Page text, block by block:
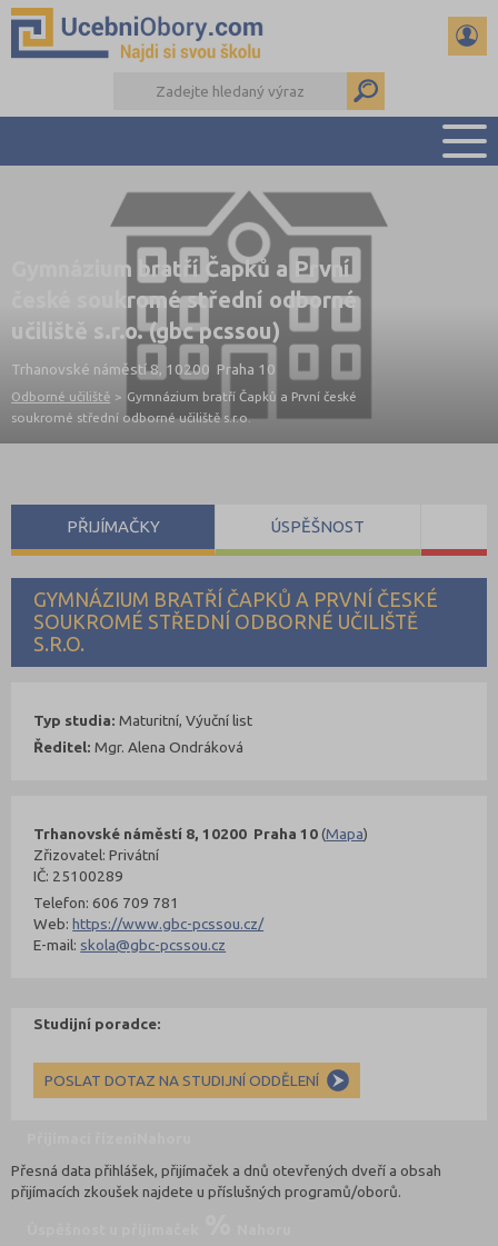
PŘEHLED ŠKOL
PŘÍPRAVA NA PŘIJÍMAČKY
DŮLEŽITÉ TERMÍNY
REFERÁTY
DALŠÍ DRUHY ŠKOL
Gymnázium bratří Čapků a První
české soukromé střední odborné
učiliště s.r.o. (gbc pcssou)
Trhanovské náměstí 8, 10200 Praha 10
Odborné učiliště > Gymnázium bratří Čapků a První české
soukromé střední odborné učiliště s.r.o.
GYMNÁZIUM BRATŘÍ ČAPKŮ A PRVNÍ ČESKÉ
SOUKROMÉ STŘEDNÍ ODBORNÉ UČILIŠTĚ
S.R.O.
Trhanovské náměstí 8, 10200 Praha 10(Mapa)
Zřizovatel: Privátní
IČ: 25100289
Telefon: 606 709 781
Web:https://www.gbc-pcssou.cz/
E-mail: skola@gbc-pcssou.cz
Typ studia: Maturitní, Výuční list
Ředitel: Mgr. Alena Ondráková
Studijní poradce:
POSLAT DOTAZ NA STUDIJNÍ ODDĚLENÍ
PŘIJÍMAČKY ÚSPĚŠNOST
Přesná data přihlášek, přijímaček a dnů otevřených dveří a obsah
přijímacích zkoušek najdete u příslušných programů/oborů.